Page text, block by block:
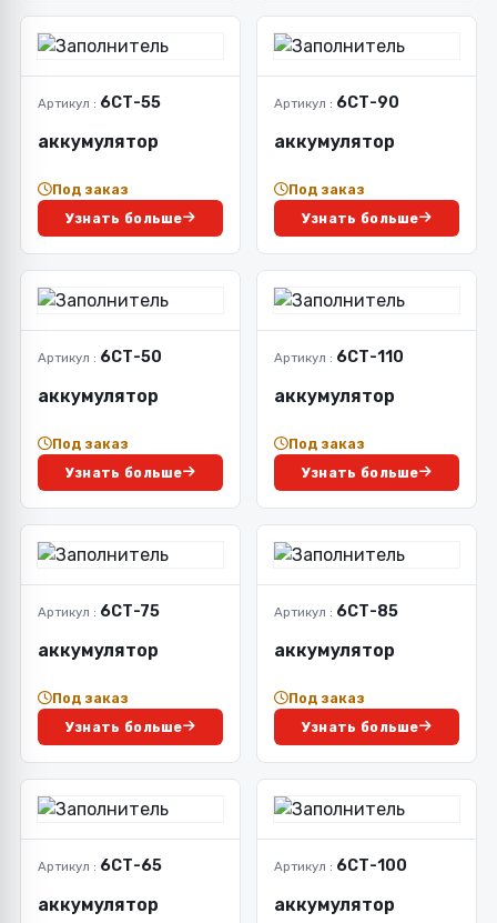
Артикул : 6СТ-55
аккумулятор
Под заказ
Узнать больше
Артикул : 6СТ-90
аккумулятор
Под заказ
Узнать больше
Артикул : 6СТ-50
аккумулятор
Под заказ
Узнать больше
Артикул : 6СТ-110
аккумулятор
Под заказ
Узнать больше
Артикул : 6СТ-75
аккумулятор
Под заказ
Узнать больше
Артикул : 6СТ-85
аккумулятор
Под заказ
Узнать больше
Артикул : 6СТ-65
аккумулятор
Артикул : 6СТ-100
аккумулятор